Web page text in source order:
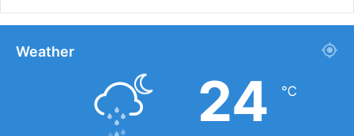
Weather
24 ℃